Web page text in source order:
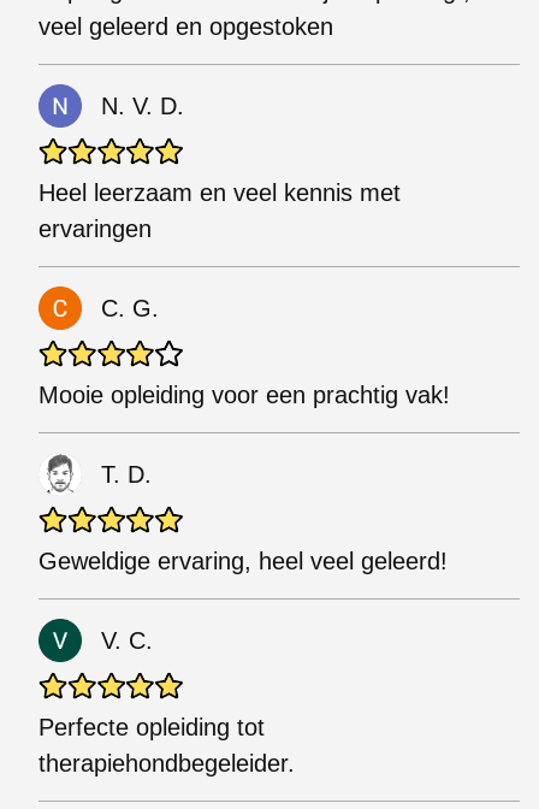
veel geleerd en opgestoken
N. V. D.
Heel leerzaam en veel kennis met
ervaringen
C. G.
Mooie opleiding voor een prachtig vak!
T. D.
Geweldige ervaring, heel veel geleerd!
V. C.
Perfecte opleiding tot
therapiehondbegeleider.